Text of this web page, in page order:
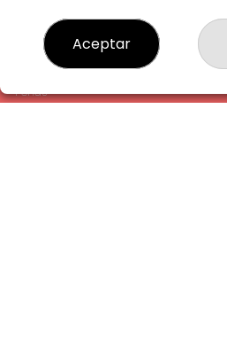
Contacto
Empresas
Peñas
Aceptar